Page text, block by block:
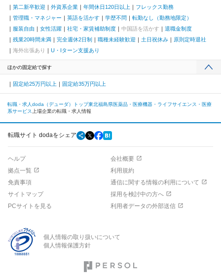
第二新卒歓迎 外資系企業 年間休日120日以上
フレックス勤務
管理職・マネジャー
英語を活かす 学歴不問
転勤なし（勤務地限定）
服装自由
女性活躍 社宅・家賃補助制度 中国語を活かす
退職金制度
残業20時間未満
完全週休2日制 職種未経験歓迎 土日祝休み
原則定時退社
海外出張あり
U・Iターン支援あり
ほかの固定給で探す
固定給25万円以上 固定給35万円以上
転職・求人doda（デューダ）トップ東北福島県医薬品・医療機器・ライフサイエンス・医療
系サービス
上場企業の転職・求人情報
転職サイト dodaをシェア
ヘルプ
会社概要
拠点一覧
利用規約
免責事項
通信に関する情報の利用について
サイトマップ
採用を検討中の方へ
PCサイトを見る
利用者データの外部送信
個人情報の取り扱いについて
個人情報保護方針